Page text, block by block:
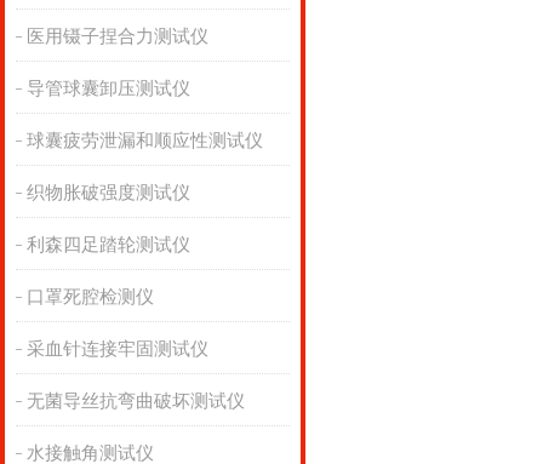
医用镊子捏合力测试仪
导管球囊卸压测试仪
球囊疲劳泄漏和顺应性测试仪
织物胀破强度测试仪
利森四足踏轮测试仪
口罩死腔检测仪
采血针连接牢固测试仪
无菌导丝抗弯曲破坏测试仪
水接触角测试仪